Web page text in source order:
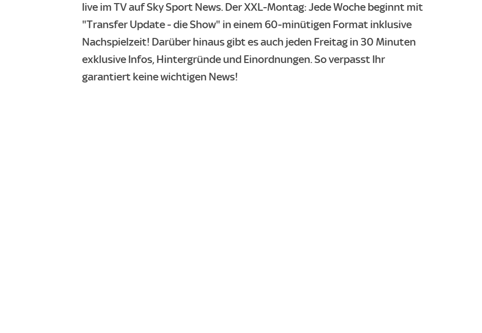
live im TV auf Sky Sport News. Der XXL-Montag: Jede Woche beginnt mit
"Transfer Update - die Show" in einem 60-minütigen Format inklusive
Nachspielzeit! Darüber hinaus gibt es auch jeden Freitag in 30 Minuten
exklusive Infos, Hintergründe und Einordnungen. So verpasst Ihr
garantiert keine wichtigen News!